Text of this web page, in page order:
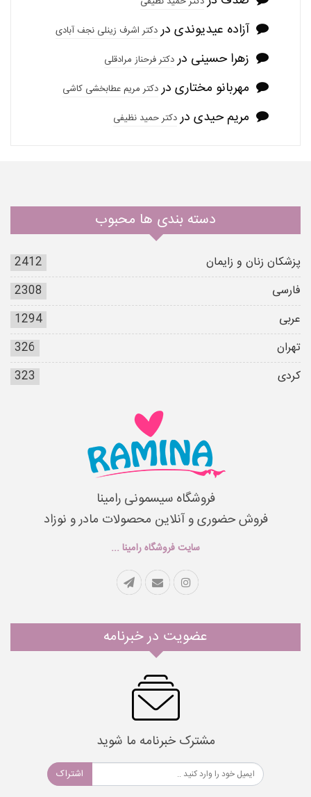
آزاده عیدیوندی دردکتر اشرف زینلی نجف آبادی
زهرا حسینی دردکتر فرحناز مرادقلی
مهربانو مختاری دردکتر مریم عطابخشی کاشی
مریم حیدی دردکتر حمید نظیفی
دسته بندی ها محبوب
پزشکان زنان و زایمان
2412
فارسی
2308
عربی
1294
تهران
326
کردی
323
فروشگاه سیسمونی رامینا
فروش حضوری و آنلاین محصولات مادر و نوزاد
سایت فروشگاه رامینا ...
عضویت در خبرنامه
مشترک خبرنامه ما شوید
اشتراک